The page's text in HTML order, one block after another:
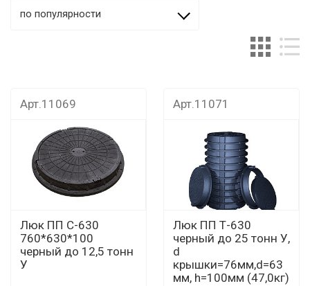
по популярности
Арт.11069
Люк ПП С-630
760*630*100
черный до 12,5 тонн
У
Арт.11071
Люк ПП Т-630
черный до 25 тонн У,
d
крышки=76мм,d=63
мм, h=100мм (47,0кг)